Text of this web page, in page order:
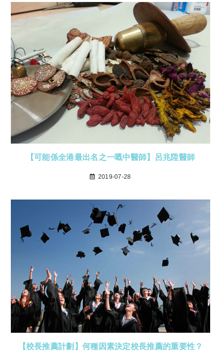
【可能係全港最出名之一嘅中醫師】呂兆陞醫師
2019-07-28
【校長推薦計劃】何種因素決定校長推薦的重要性？